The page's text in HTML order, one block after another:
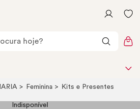
Feminina Kits e Presentes
Indisponível